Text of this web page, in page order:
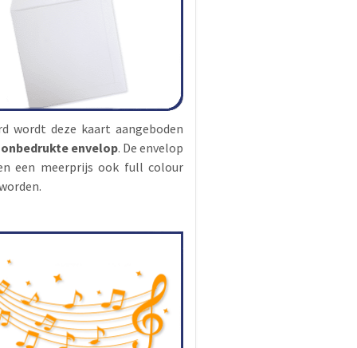
wordt deze kaart aangeboden
onbedrukte envelop. De envelop
een meerprijs ook full colour